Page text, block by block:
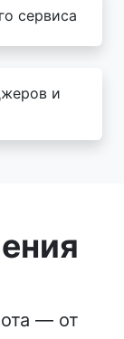
сервиса
и
— от